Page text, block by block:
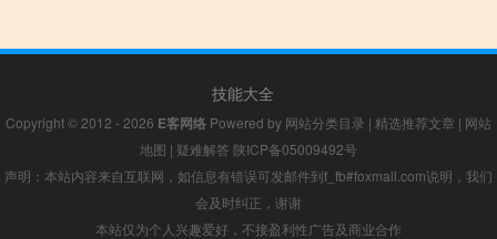
技能大全
Copyright © 2012 - 2026 E客网络 Powered by 网站分类目录 | 精选推荐文章 | 网站
地图 | 疑难解答 陕ICP备05009492号
声明：本站内容来自互联网，如信息有错误可发邮件到f_fb#foxmail.com说明，我们
会及时纠正，谢谢
本站仅为个人兴趣爱好，不接盈利性广告及商业合作